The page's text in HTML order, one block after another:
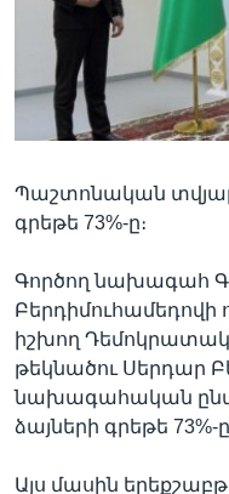
Լեզուներ
Պաշտոնական
գրեթե 73%-ը։
Գործող նախագահ
Բերդիմուհամեդովի
իշխող
թեկնածու Սերդար
նախագահական
ձայների գրեթե 73%-
Այս մասին